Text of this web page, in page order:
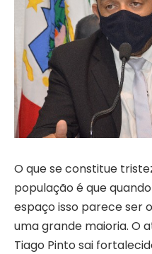
O que se constitue
população é que
espaço isso parece ser
uma grande maioria. O
Tiago Pinto sai